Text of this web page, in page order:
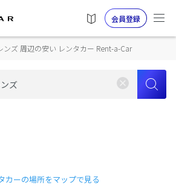
会員登録
ンズ 周辺の安い レンタカー Rent-a-Car
カーの場所をマップで見る